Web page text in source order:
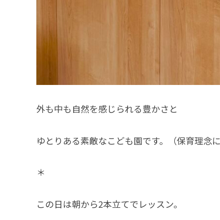
外も中も自然を感じられる豊かさと
ゆとりある素敵なこども園です。（保育理念
＊
この日は朝から2本立てでレッスン。